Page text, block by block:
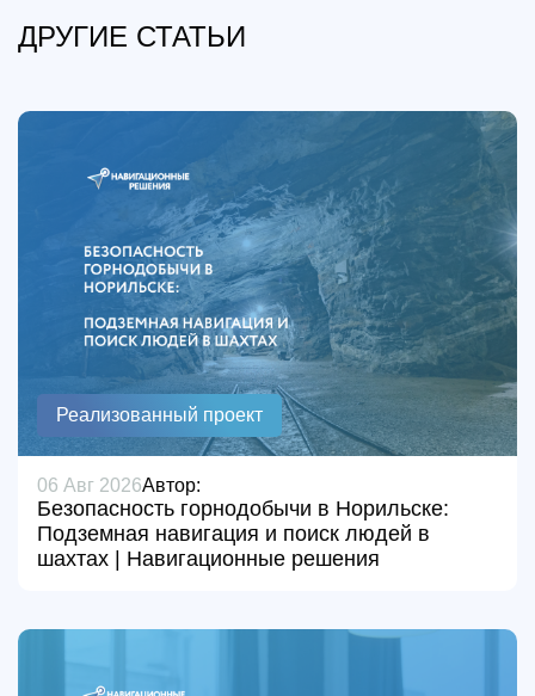
ДРУГИЕ СТАТЬИ
Реализованный проект
06 Авг 2026Автор:
Безопасность горнодобычи в Норильске:
Подземная навигация и поиск людей в
шахтах | Навигационные решения